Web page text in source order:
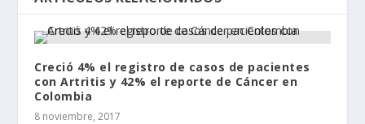
Creció 4% el registro de casos de pacientes
con Artritis y 42% el reporte de Cáncer en
Colombia
8 noviembre, 2017